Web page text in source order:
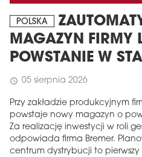
POLSKA
MAGAZYN FIRMY
POWSTANIE W
schedule 05 sierpnia 2026
Przy zakładzie produkcyjnym
powstaje nowy magazyn o
Za realizację inwestycji w roli
odpowiada firma Bremer.
centrum dystrybucji to pierwszy